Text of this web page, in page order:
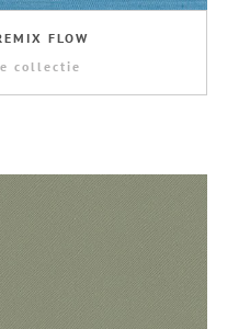
FLOW
collectie